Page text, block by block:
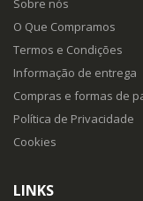
Sobre nós
O Que Compramos
Termos e Condições
Informação de entrega
Compras e formas de
Política de Privacidade
Cookies
LINKS